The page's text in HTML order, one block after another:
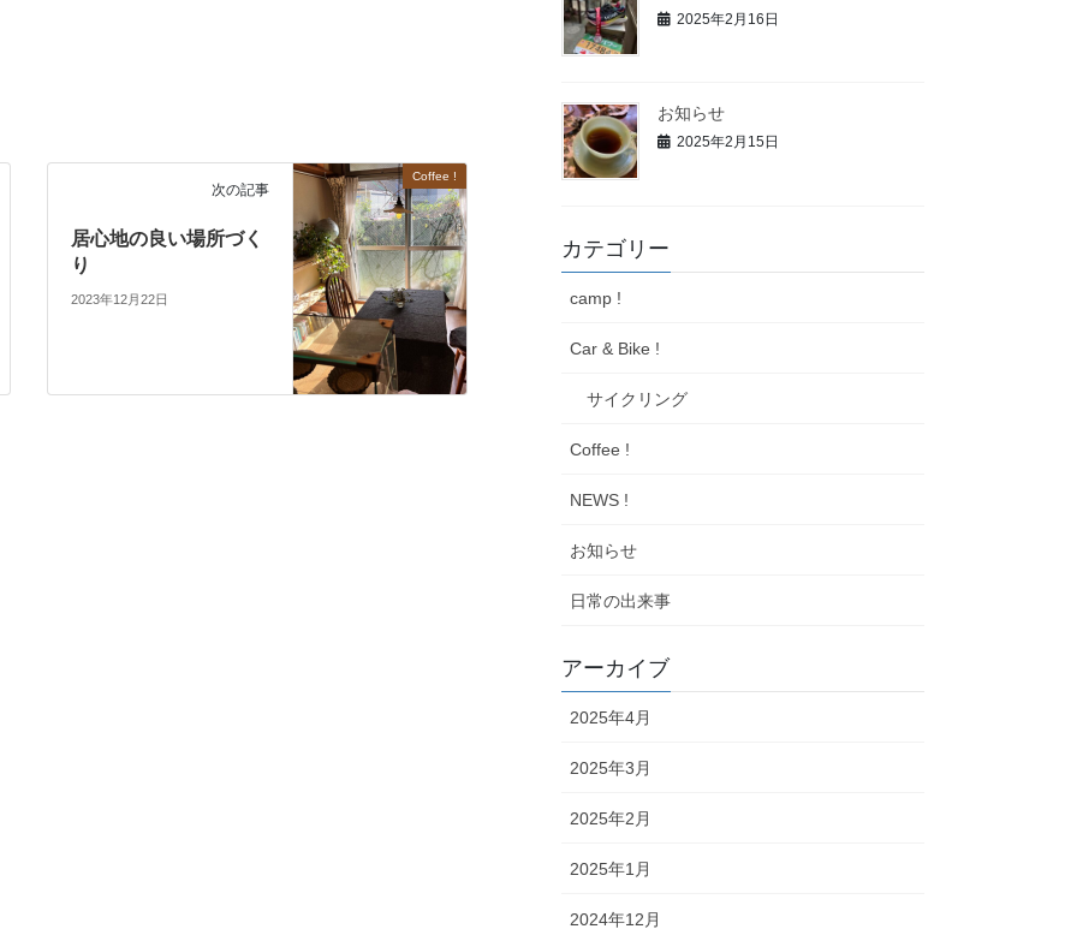
Coffee !
次の記事
居心地の良い場所づく
り
2023年12月22日
2025年2月16日
お知らせ
2025年2月15日
カテゴリー
camp !
Car & Bike !
サイクリング
Coffee !
NEWS !
お知らせ
日常の出来事
アーカイブ
2025年4月
2025年3月
2025年2月
2025年1月
2024年12月